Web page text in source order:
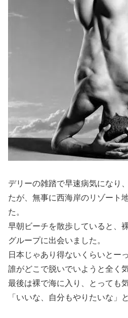
デリーの雑踏で早速病気になり
たが、無事に西海岸のリゾート
た。
早朝ビーチを散歩していると、
グループに出会いました。
日本じゃあり得ないくらいとー
誰がどこで脱いでいようと全く
最後は裸で海に入り、とっても
「いいな、自分もやりたいな」